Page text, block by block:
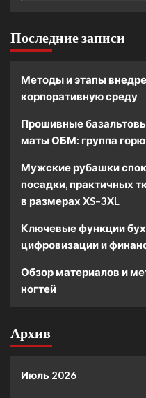
Последние записи
Методы и этапы
корпоративную среду
Прошивные
маты ОБМ: группа
Мужские рубашки
посадки, практичных
в размерах XS–3XL
Ключевые функции
цифровизации и
Обзор материалов и
ногтей
Архив
Июль 2026